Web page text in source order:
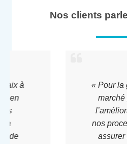
Nos clients
« Pour la gestion
marché public,
l’amélioration de
nos processus
assurer notre